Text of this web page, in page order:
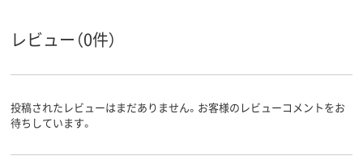
レビュー（0件）
投稿されたレビューはまだありません。お客様のレビューコメントをお
待ちしています。